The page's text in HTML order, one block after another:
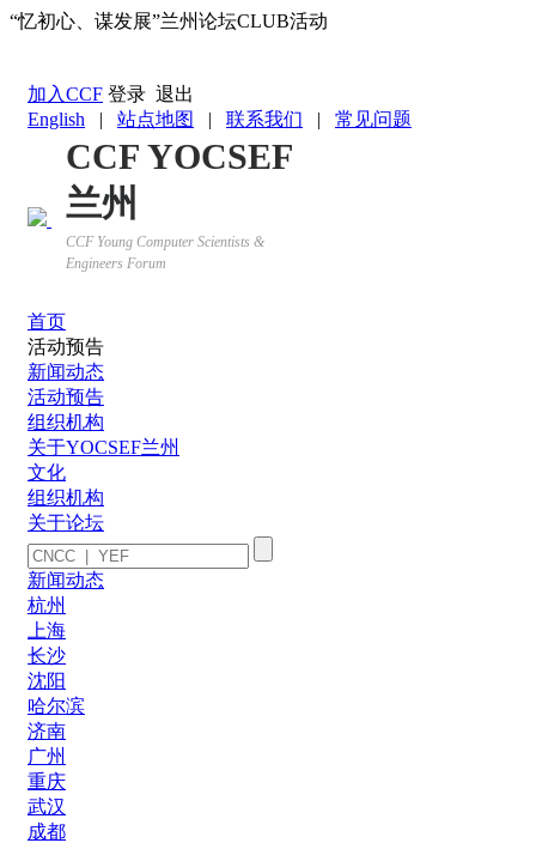
“忆初心、谋发展”兰州论坛CLUB活动
加入CCF 登录 退出
English | 站点地图 | 联系我们 | 常见问题
CCF YOCSEF
兰州
CCF Young Computer Scientists &
Engineers Forum
首页
活动预告
新闻动态
活动预告
组织机构
关于YOCSEF兰州
文化
组织机构
关于论坛
新闻动态
杭州
上海
长沙
沈阳
哈尔滨
济南
广州
重庆
武汉
成都